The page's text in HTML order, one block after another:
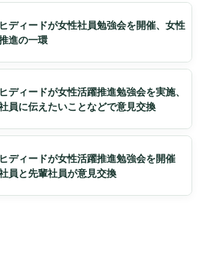
ディードが女性社員勉強会を開催、女性
進の一環
ディードが女性活躍推進勉強会を実施、
員に伝えたいことなどで意見交換
ディードが女性活躍推進勉強会を開催
員と先輩社員が意見交換